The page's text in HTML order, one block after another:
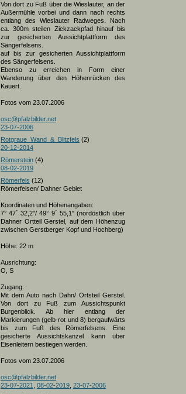
Von dort zu Fuß über die Wieslauter, an der
Außermühle vorbei und dann nach rechts
entlang des Wieslauter Radweges. Nach
ca. 300m steilen Zickzackpfad hinauf bis
zur gesicherten Aussichtplattform des
Sängerfelsens.
auf bis zur gesicherten Aussichtplattform
des Sängerfelsens.
Ebenso zu erreichen in Form einer
Wanderung über den Höhenrücken des
Kauert.
Fotos vom 23.07.2006
osc@pfalzbilder.net
23-07-2006
Rotgraue_Wand_&_Blitzfels (2)
20-12-2014
Römerstein (4)
08-02-2019
Römerfels (12)
Römerfelsen/ Dahner Gebiet
Koordinaten und Höhenangaben:
7° 47´ 32,2"/ 49° 9´ 55,1" (nordöstlich über
Dahner Ortteil Gerstel, auf dem Höhenzug
zwischen Gerstberger Kopf und Hochberg)
Höhe: 22 m
Ausrichtung:
O, S
Zugang:
Mit dem Auto nach Dahn/ Ortsteil Gerstel.
Von dort zu Fuß zum Aussichtspunkt
Burgenblick. Ab hier entlang der
Markierungen (gelb-rot und 8) bergaufwärts
bis zum Fuß des Römerfelsens. Eine
gesicherte Aussichtskanzel kann über
Eisenleitern bestiegen werden.
Fotos vom 23.07.2006
osc@pfalzbilder.net
23-07-2021
08-02-2019 23-07-2006